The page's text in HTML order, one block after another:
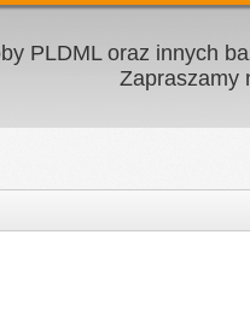
PLDML oraz innych
Zapraszamy